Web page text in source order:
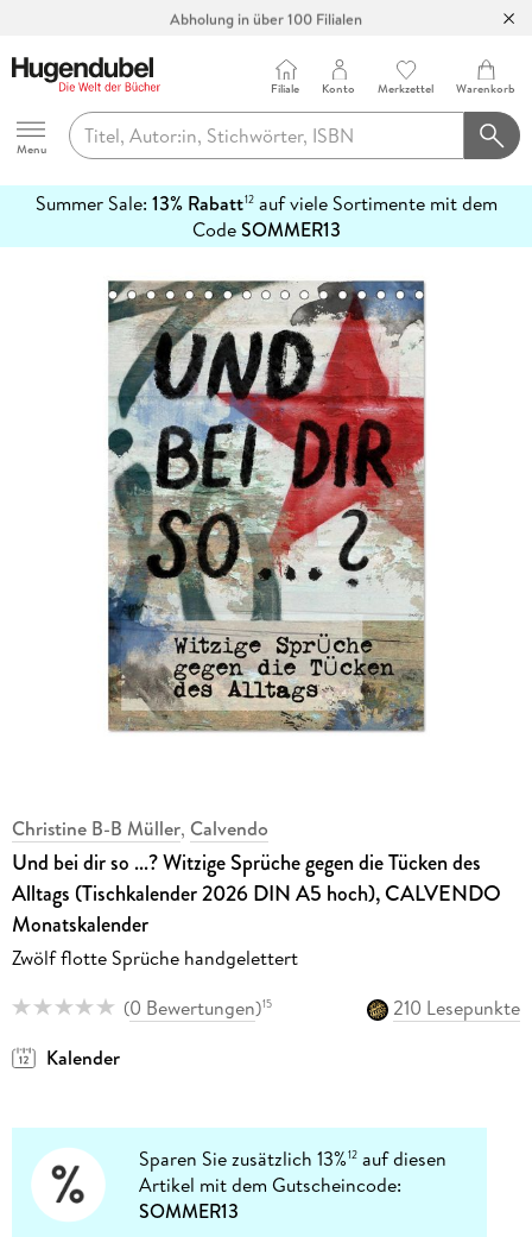
Abholung in über 100 Filialen
Hugendubel
Menu
Filiale Konto Merkzettel Warenkorb
Summer Sale: 13% Rabatt12auf viele Sortimente mit dem
CodeSOMMER13
erfahren
Christine B-B Müller, Calvendo
Und bei dir so ...? Witzige Sprüche gegen die Tücken des
Alltags (Tischkalender 2026 DIN A5 hoch), CALVENDO
Monatskalender
Zwölf flotte Sprüche handgelettert
(0 Bewertungen)15
210 Lesepunkte
Kalender
Sparen Sie zusätzlich 13%12 auf diesen
Artikel mit dem Gutscheincode:
SOMMER13